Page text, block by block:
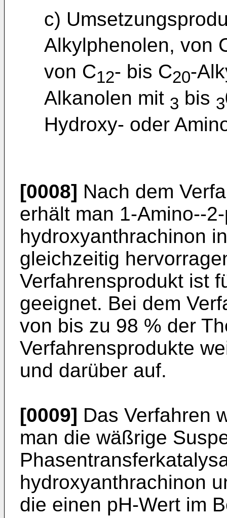
c)
Alkylphenolen, von
von C12- bis C20-
Alkanolen mit 3 bis 3
Hydroxy- oder
[0008] Nach dem
erhält man 1-Amino--
hydroxyanthrachinon
gleichzeitig
Verfahrensprodukt ist
geeignet. Bei dem
von bis zu 98 % der
Verfahrensprodukte
und darüber auf.
[0009] Das Verfahren
man die wäßrige
hydroxyanthrachinon
die einen pH-Wert im